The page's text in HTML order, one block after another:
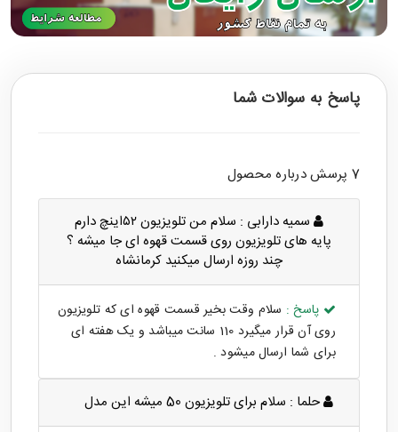
پاسخ به سوالات شما
7 پرسش درباره محصول
سمیه دارابی :
سلام من تلویزیون ۵۲اینچ دارم
پایه های تلویزیون روی قسمت قهوه ای جا میشه ؟
چند روزه ارسال میکنید کرمانشاه
پاسخ : سلام وقت بخیر قسمت قهوه ای که تلویزیون
روی آن قرار میگیرد 110 سانت میباشد و یک هفته ای
برای شما ارسال میشود .
حلما : سلام برای تلویزیون 50 میشه این مدل